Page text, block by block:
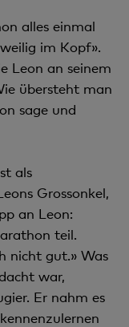
alles einmal
im Kopf».
Leon an seinem
übersteht man
sage und
als
Grossonkel,
an Leon:
teil.
nicht gut.» Was
war,
Er nahm es